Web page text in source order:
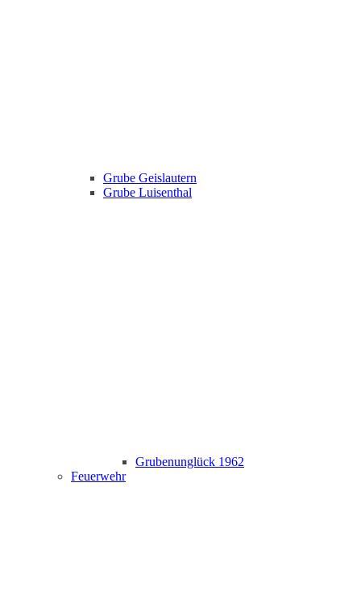
Grube Geislautern
Grube Luisenthal
Grubenunglück 1962
Feuerwehr